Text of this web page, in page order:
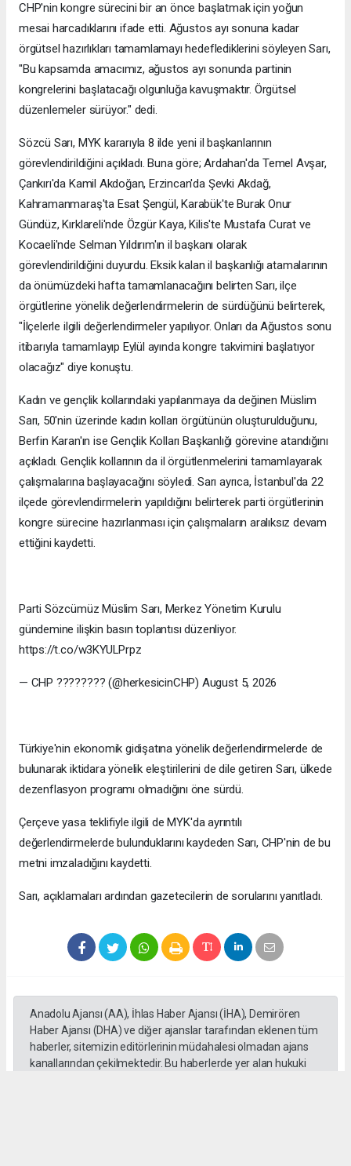
CHP'nin kongre sürecini bir an önce başlatmak için yoğun
mesai harcadıklarını ifade etti. Ağustos ayı sonuna kadar
örgütsel hazırlıkları tamamlamayı hedeflediklerini söyleyen Sarı,
"Bu kapsamda amacımız, ağustos ayı sonunda partinin
kongrelerini başlatacağı olgunluğa kavuşmaktır. Örgütsel
düzenlemeler sürüyor." dedi.
Sözcü Sarı, MYK kararıyla 8 ilde yeni il başkanlarının
görevlendirildiğini açıkladı. Buna göre; Ardahan'da Temel Avşar,
Çankırı'da Kamil Akdoğan, Erzincan'da Şevki Akdağ,
Kahramanmaraş'ta Esat Şengül, Karabük'te Burak Onur
Gündüz, Kırklareli'nde Özgür Kaya, Kilis'te Mustafa Curat ve
Kocaeli'nde Selman Yıldırım'ın il başkanı olarak
görevlendirildiğini duyurdu. Eksik kalan il başkanlığı atamalarının
da önümüzdeki hafta tamamlanacağını belirten Sarı, ilçe
örgütlerine yönelik değerlendirmelerin de sürdüğünü belirterek,
"İlçelerle ilgili değerlendirmeler yapılıyor. Onları da Ağustos sonu
itibarıyla tamamlayıp Eylül ayında kongre takvimini başlatıyor
olacağız" diye konuştu.
Kadın ve gençlik kollarındaki yapılanmaya da değinen Müslim
Sarı, 50'nin üzerinde kadın kolları örgütünün oluşturulduğunu,
Berfin Karan'ın ise Gençlik Kolları Başkanlığı görevine atandığını
açıkladı. Gençlik kollarının da il örgütlenmelerini tamamlayarak
çalışmalarına başlayacağını söyledi. Sarı ayrıca, İstanbul'da 22
ilçede görevlendirmelerin yapıldığını belirterek parti örgütlerinin
kongre sürecine hazırlanması için çalışmaların aralıksız devam
ettiğini kaydetti.
Parti Sözcümüz Müslim Sarı, Merkez Yönetim Kurulu
gündemine ilişkin basın toplantısı düzenliyor.
https://t.co/w3KYULPrpz
— CHP ???????? (@herkesicinCHP) August 5, 2026
Türkiye'nin ekonomik gidişatına yönelik değerlendirmelerde de
bulunarak iktidara yönelik eleştirilerini de dile getiren Sarı, ülkede
dezenflasyon programı olmadığını öne sürdü.
Çerçeve yasa teklifiyle ilgili de MYK'da ayrıntılı
değerlendirmelerde bulunduklarını kaydeden Sarı, CHP'nin de bu
metni imzaladığını kaydetti.
Sarı, açıklamaları ardından gazetecilerin de sorularını yanıtladı.
Anadolu Ajansı (AA), İhlas Haber Ajansı (İHA), Demirören
Haber Ajansı (DHA) ve diğer ajanslar tarafından eklenen tüm
haberler, sitemizin editörlerinin müdahalesi olmadan ajans
kanallarından çekilmektedir. Bu haberlerde yer alan hukuki